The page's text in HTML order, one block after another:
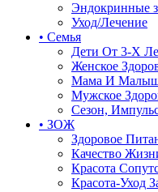
Эндокринные
Уход/Лечение
• Семья
Дети От 3-Х
Женское
Мама И
Мужское
Сезон,
• ЗОЖ
Здоровое
Качество
Красота
Красота-Уход